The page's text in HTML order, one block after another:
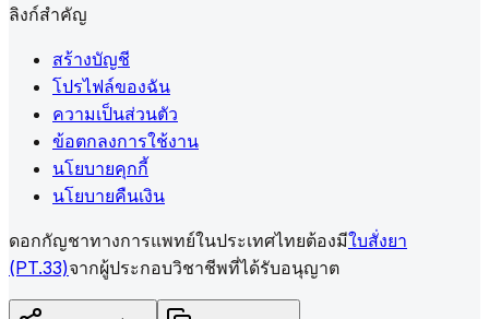
ลิงก์สำคัญ
สร้างบัญชี
โปรไฟล์ของฉัน
ความเป็นส่วนตัว
ข้อตกลงการใช้งาน
นโยบายคุกกี้
นโยบายคืนเงิน
ดอกกัญชาทางการแพทย์ในประเทศไทยต้องมีใบสั่งยา
(PT.33)จากผู้ประกอบวิชาชีพที่ได้รับอนุญาต